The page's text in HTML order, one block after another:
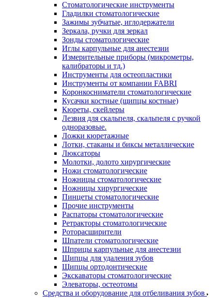
Стоматологические инструменты
Гладилки стоматологические
Зажимы зубчатые, иглодержатели
Зеркала, ручки для зеркал
Зонды стоматологические
Иглы карпульные для анестезии
Измерительные приборы (микрометры,
калибраторы и тд.)
Инструменты для остеопластики
Инструменты от компании FABRI
Коронкосниматели стоматологические
Кусачки костные (щипцы костные)
Кюреты, скейлеры
Лезвия для скальпеля, скальпеля с ручкой
одноразовые.
Ложки кюретажные
Лотки, стаканы и биксы металлические
Люксаторы
Молотки, долото хирургические
Ножи стоматологические
Ножницы стоматологические
Ножницы хирургические
Пинцеты стоматологические
Прочие инструменты
Распаторы стоматологические
Ретракторы стоматологические
Роторасширители
Шпатели стоматологические
Шприцы карпульные для анестезии
Щипцы для удаления зубов
Щипцы ортодонтические
Экскаваторы стоматологические
Элеваторы, остеотомы
Средства и оборудование для отбеливания зубов